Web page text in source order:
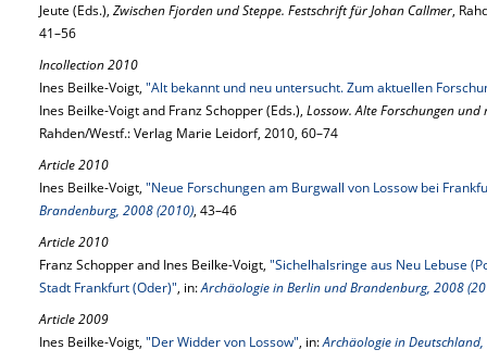
Jeute (Eds.), Zwischen Fjorden und Steppe. Festschrift für Johan Callmer,
41–56
Incollection 2010
Ines Beilke-Voigt, "Alt bekannt und neu untersucht. Zum aktuellen
Ines Beilke-Voigt and Franz Schopper (Eds.), Lossow. Alte Forschungen
Rahden/Westf.: Verlag Marie Leidorf, 2010, 60–74
Article 2010
Ines Beilke-Voigt, "Neue Forschungen am Burgwall von Lossow bei
Brandenburg, 2008 (2010), 43–46
Article 2010
Franz Schopper and Ines Beilke-Voigt, "Sichelhalsringe aus Neu Lebuse
Stadt Frankfurt (Oder)", in:Archäologie in Berlin und Brandenburg, 2008
Article 2009
Ines Beilke-Voigt, "Der Widder von Lossow", in:Archäologie in